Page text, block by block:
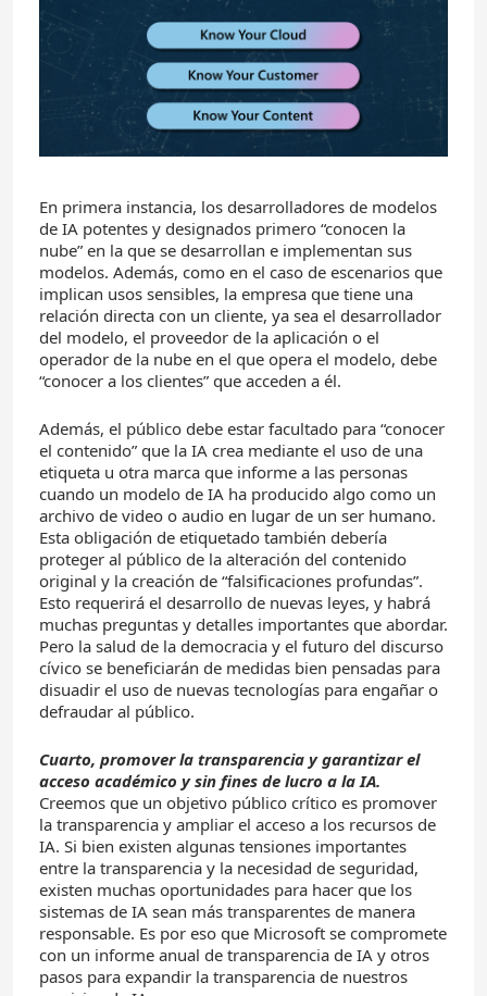
En primera instancia, los desarrolladores de modelos
de IA potentes y designados primero “conocen la
nube” en la que se desarrollan e implementan sus
modelos. Además, como en el caso de escenarios que
implican usos sensibles, la empresa que tiene una
relación directa con un cliente, ya sea el desarrollador
del modelo, el proveedor de la aplicación o el
operador de la nube en el que opera el modelo, debe
“conocer a los clientes” que acceden a él.
Además, el público debe estar facultado para “conocer
el contenido” que la IA crea mediante el uso de una
etiqueta u otra marca que informe a las personas
cuando un modelo de IA ha producido algo como un
archivo de video o audio en lugar de un ser humano.
Esta obligación de etiquetado también debería
proteger al público de la alteración del contenido
original y la creación de “falsificaciones profundas”.
Esto requerirá el desarrollo de nuevas leyes, y habrá
muchas preguntas y detalles importantes que abordar.
Pero la salud de la democracia y el futuro del discurso
cívico se beneficiarán de medidas bien pensadas para
disuadir el uso de nuevas tecnologías para engañar o
defraudar al público.
Cuarto, promover la transparencia y garantizar el
acceso académico y sin fines de lucro a la IA.
Creemos que un objetivo público crítico es promover
la transparencia y ampliar el acceso a los recursos de
IA. Si bien existen algunas tensiones importantes
entre la transparencia y la necesidad de seguridad,
existen muchas oportunidades para hacer que los
sistemas de IA sean más transparentes de manera
responsable. Es por eso que Microsoft se compromete
con un informe anual de transparencia de IA y otros
pasos para expandir la transparencia de nuestros